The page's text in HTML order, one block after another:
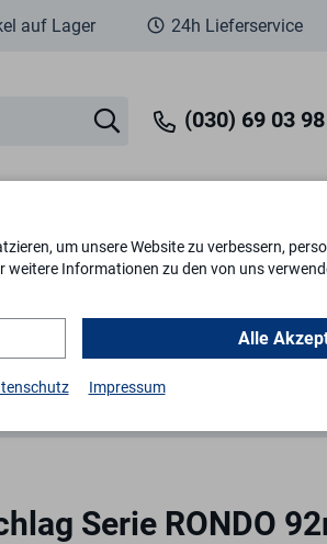
auf Lager 24h Lieferservice
(030) 69 03
Schlösser & Zylinder Briefkästen
F2 92 lang Dr 12
Serie RONDO
um unsere Website zu verbessern,
Informationen zu den von uns
Alle
Impressum